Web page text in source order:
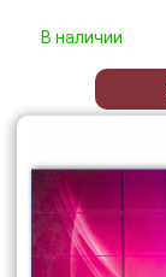
В наличии